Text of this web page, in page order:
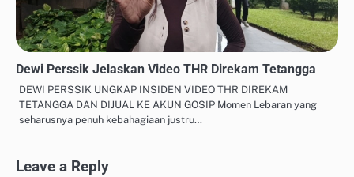
Dewi Perssik Jelaskan Video THR Direkam Tetangga
DEWI PERSSIK UNGKAP INSIDEN VIDEO THR DIREKAM
TETANGGA DAN DIJUAL KE AKUN GOSIP Momen Lebaran yang
seharusnya penuh kebahagiaan justru…
Leave a Reply